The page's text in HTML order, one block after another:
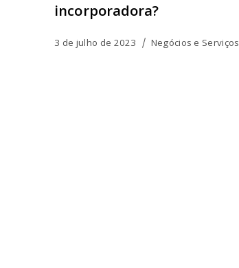
incorporadora?
3 de julho de 2023 Negócios e Serviços